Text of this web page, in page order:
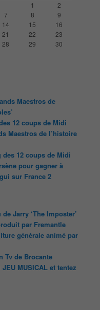
1
2
7 8
9
14 15
16
21 22
23
28 29
30
Maestros de
12 coups de Midi
Maestros de l’histoire
12 coups de Midi
pour gagner à
sur France 2
Jarry ‘The Imposter’
par Fremantle
générale animé par
Tv de Brocante
MUSICAL et tentez